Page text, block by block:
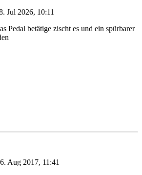
Jul 2026, 10:11
Pedal betätige zischt es und ein spürbarer
Aug 2017, 11:41